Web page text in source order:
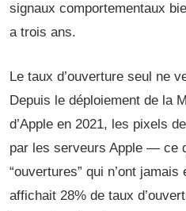
signaux comportementaux
a trois ans.
Le taux d’ouverture seul ne
Depuis le déploiement de la
d’Apple en 2021, les pixels
par les serveurs Apple — ce
“ouvertures” qui n’ont
affichait 28% de taux